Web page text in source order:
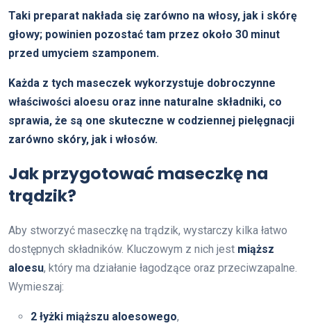
Taki preparat nakłada się zarówno na włosy, jak i skórę
głowy; powinien pozostać tam przez około 30 minut
przed umyciem szamponem.
Każda z tych maseczek wykorzystuje dobroczynne
właściwości aloesu oraz inne naturalne składniki, co
sprawia, że są one skuteczne w codziennej pielęgnacji
zarówno skóry, jak i włosów.
Jak przygotować maseczkę na
trądzik?
Aby stworzyć maseczkę na trądzik, wystarczy kilka łatwo
dostępnych składników. Kluczowym z nich jest miąższ
aloesu, który ma działanie łagodzące oraz przeciwzapalne.
Wymieszaj:
2 łyżki miąższu aloesowego,